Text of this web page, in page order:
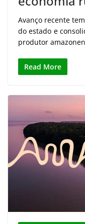
Avanço recente
do estado e
produtor
Read More